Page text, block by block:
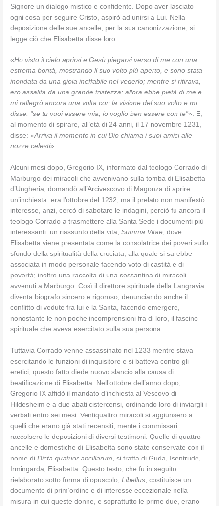
Signore un dialogo mistico e confidente. Dopo aver lasciato
ogni cosa per seguire Cristo, aspirò ad unirsi a Lui. Nella
deposizione delle sue ancelle, per la sua canonizzazione, si
legge ciò che Elisabetta disse loro:
«Ho visto il cielo aprirsi e Gesù piegarsi verso di me con una
estrema bontà, mostrando il suo volto più aperto, e sono stata
inondata da una gioia ineffabile nel vederlo; mentre si ritirava,
ero assalita da una grande tristezza; allora ebbe pietà di me e
mi rallegrò ancora una volta con la visione del suo volto e mi
disse: “se tu vuoi essere mia, io voglio ben essere con te”». E,
al momento di spirare, all’età di 24 anni, il 17 novembre 1231,
disse: «Arriva il momento in cui Dio chiama i suoi amici alle
nozze celesti».
Alcuni mesi dopo, Gregorio IX, informato dal teologo Corrado di
Marburgo dei miracoli che avvenivano sulla tomba di Elisabetta
d’Ungheria, domandò all’Arcivescovo di Magonza di aprire
un’inchiesta: era l’ottobre del 1232; ma il prelato non manifestò
interesse, anzi, cercò di sabotare le indagini, perciò fu ancora il
teologo Corrado a trasmettere alla Santa Sede i documenti più
interessanti: un riassunto della vita,Summa Vitae, dove
Elisabetta viene presentata come la consolatrice dei poveri sullo
sfondo della spiritualità della crociata, alla quale si sarebbe
associata in modo personale facendo voto di castità e di
povertà; inoltre una raccolta di una sessantina di miracoli
avvenuti a Marburgo. Così il direttore spirituale della Langravia
diventa biografo sincero e rigoroso, denunciando anche il
conflitto di vedute fra lui e la Santa, facendo emergere,
nonostante le non poche incomprensioni fra di loro, il fascino
spirituale che aveva esercitato sulla sua persona.
Tuttavia Corrado venne assassinato nel 1233 mentre stava
esercitando le funzioni di inquisitore e si batteva contro gli
eretici, questo fatto diede nuovo slancio alla causa di
beatificazione di Elisabetta. Nell’ottobre dell’anno dopo,
Gregorio IX affidò il mandato d’inchiesta al Vescovo di
Hildesheim e a due abati cistercensi, ordinando loro di inviargli i
verbali entro sei mesi. Ventiquattro miracoli si aggiunsero a
quelli che erano già stati recensiti, mente i commissari
raccolsero le deposizioni di diversi testimoni. Quelle di quattro
ancelle e domestiche di Elisabetta sono state conservate con il
nome diDicta quatuor ancillarum, si tratta di Guda, Isentrude,
Irmingarda, Elisabetta. Questo testo, che fu in seguito
rielaborato sotto forma di opuscolo,Libellus, costituisce un
documento di prim’ordine e di interesse eccezionale nella
misura in cui queste donne, e soprattutto le prime due, erano